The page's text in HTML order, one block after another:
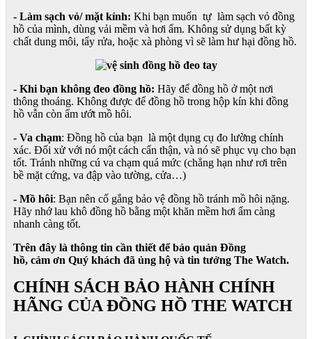
- Làm sạch vỏ/ mặt kính: Khi bạn muốn tự làm sạch vỏ đồng
hồ của mình, dùng vải mềm và hơi ẩm. Không sử dụng bất kỳ
chất dung môi, tẩy rửa, hoặc xà phòng vì sẽ làm hư hại đồng hồ.
- Khi bạn không đeo đồng hồ: Hãy để đồng hồ ở một nơi
thông thoáng. Không được để đồng hồ trong hộp kín khi đồng
hồ vẫn còn ẩm ướt mồ hôi.
- Va chạm: Đồng hồ của bạn là một dụng cụ đo lường chính
xác. Đối xử với nó một cách cẩn thận, và nó sẽ phục vụ cho bạn
tốt. Tránh những cú va chạm quá mức (chẳng hạn như rơi trên
bề mặt cứng, va đập vào tường, cửa…)
- Mồ hôi: Bạn nên cố gắng bảo vệ đồng hồ tránh mồ hôi nặng.
Hãy nhớ lau khô đồng hồ bằng một khăn mềm hơi ẩm càng
nhanh càng tốt.
Trên đây là thông tin cần thiết để bảo quản Đồng
hồ, cảm ơn Quý khách đã ủng hộ và tin tưởng The Watch.
CHÍNH SÁCH BẢO HÀNH CHÍNH
HÃNG CỦA ĐỒNG HỒ THE WATCH